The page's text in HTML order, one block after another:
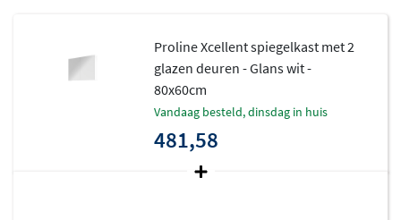
ruimte visueel vergroot.
Praktische opbergruimte met
Achter de gespiegelde deuren vind je een robuust
Proline Xcellent spiegelkast met 2
glazen deuren - Glans wit -
80x60cm
vandaag besteld, dinsdag in huis
481,58